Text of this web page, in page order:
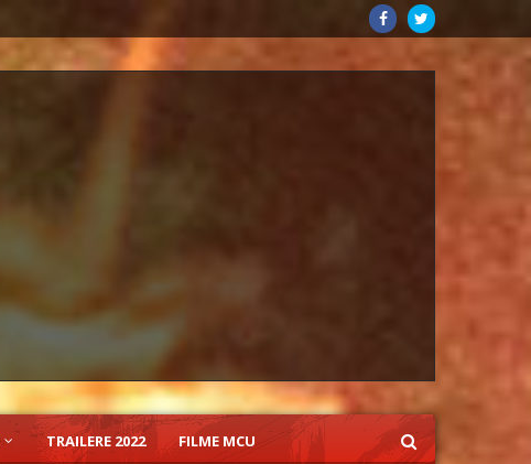
TRAILERE 2022 FILME MCU